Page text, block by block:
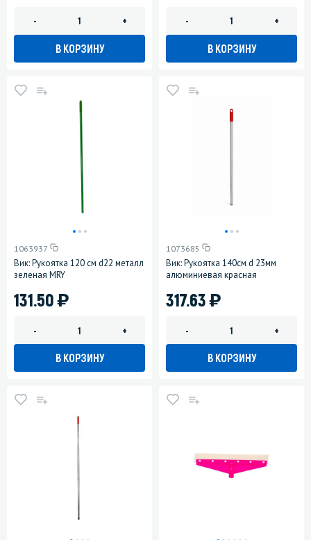
- +
В КОРЗИНУ
- +
В КОРЗИНУ
1063937
Вик: Рукоятка 120 см d22 металл
зеленая MRY
131.50)
- +
В КОРЗИНУ
1073685
Вик: Рукоятка 140см d 23мм
алюминиевая красная
317.63)
- +
В КОРЗИНУ